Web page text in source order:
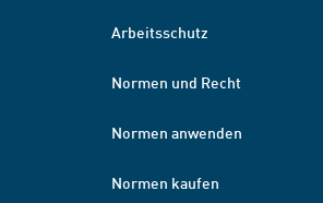
Arbeitsschutz
Normen und Recht
Normen anwenden
Normen kaufen